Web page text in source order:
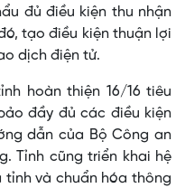
đủ điều kiện thu nhận
tạo điều kiện thuận lợi
dịch điện tử.
hoàn thiện 16/16 tiêu
đầy đủ các điều kiện
dẫn của Bộ Công an
Tỉnh cũng triển khai hệ
và chuẩn hóa thông